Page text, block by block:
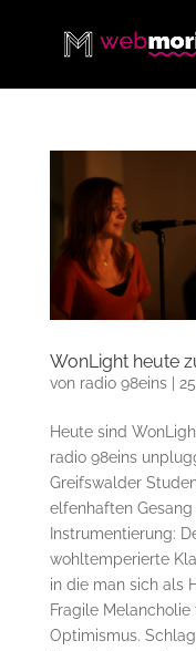
WonLight heute
von radio 98eins|
Heute sind
radio 98eins
Greifswalder
elfenhaften
Instrumentierung:
wohltemperierte
in die man sich als
Fragile
Optimismus.